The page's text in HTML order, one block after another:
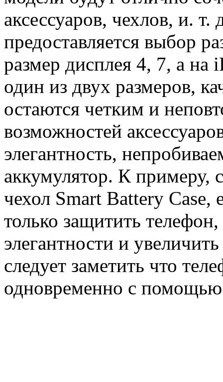
аксессуаров, чехлов, и.
предоставляется выбор
размер дисплея 4, 7, а
один из двух размеров,
остаются четким и
возможностей
элегантность,
аккумулятор. К примеру,
чехол Smart Battery Case,
только защитить
элегантности и
следует заметить что
одновременно с